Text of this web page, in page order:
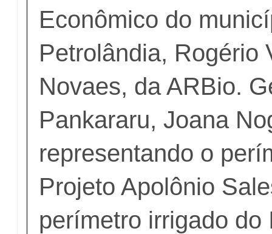
Econômico do
Petrolândia, Rogério
Novaes, da ARBio.
Pankararu, Joana
representando o
Projeto Apolônio
perímetro irrigado do